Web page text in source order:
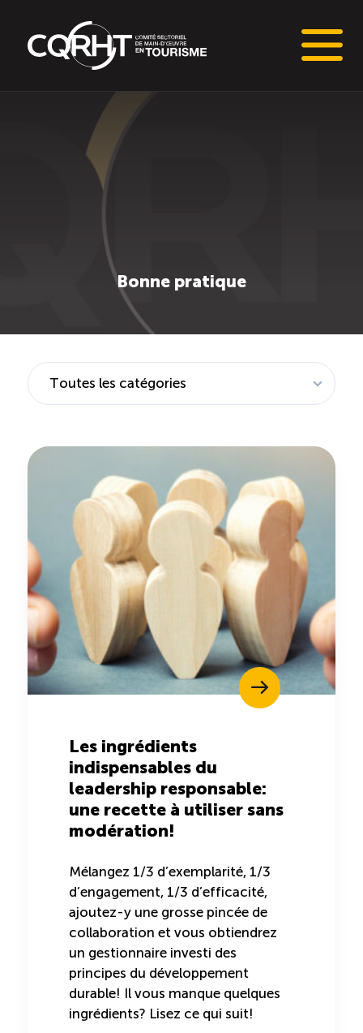
Connaissances stratégiques
Informations sur le marché du travail (IMT)
Main-d’oeuvre en tourisme
Outils et ressources
Portail RH
Descriptions de fonction
Balados
Diffusion d’offres d’emploi en ligne
Programmes d’aide et subventions
Ressources
Compétences et formations
Nouvelles formations
Formation sur mesure
Programme EMERIT
Cuisinier : alternance travail-étude
Bonne pratique
Les ingrédients
indispensables du
leadership responsable:
une recette à utiliser sans
modération!
Mélangez 1/3 d’exemplarité, 1/3
d’engagement, 1/3 d’efficacité,
ajoutez-y une grosse pincée de
collaboration et vous obtiendrez
un gestionnaire investi des
principes du développement
durable! Il vous manque quelques
ingrédients? Lisez ce qui suit!